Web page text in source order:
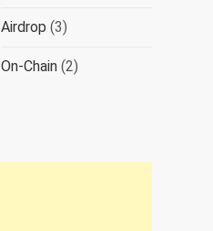
Airdrop (3)
On-Chain (2)